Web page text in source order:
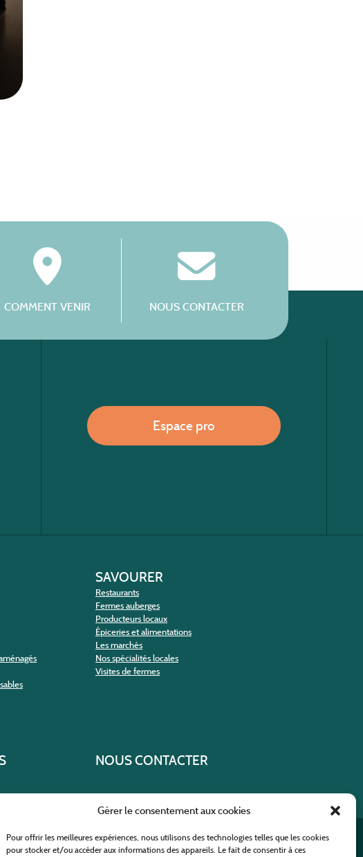
Gérer le consentement aux cookies
Pour offrir les meilleures expériences, nous utilisons des technologies telles que les cookies
pour stocker et/ou accéder aux informations des appareils. Le fait de consentir à ces
COMMENT VENIR NOUS CONTACTER
Espace pro
SAVOURER
Restaurants
Fermes auberges
Producteurs locaux
Épiceries et alimentations
Les marchés
Nos spécialités locales
Visites de fermes
NOUS CONTACTER
rural